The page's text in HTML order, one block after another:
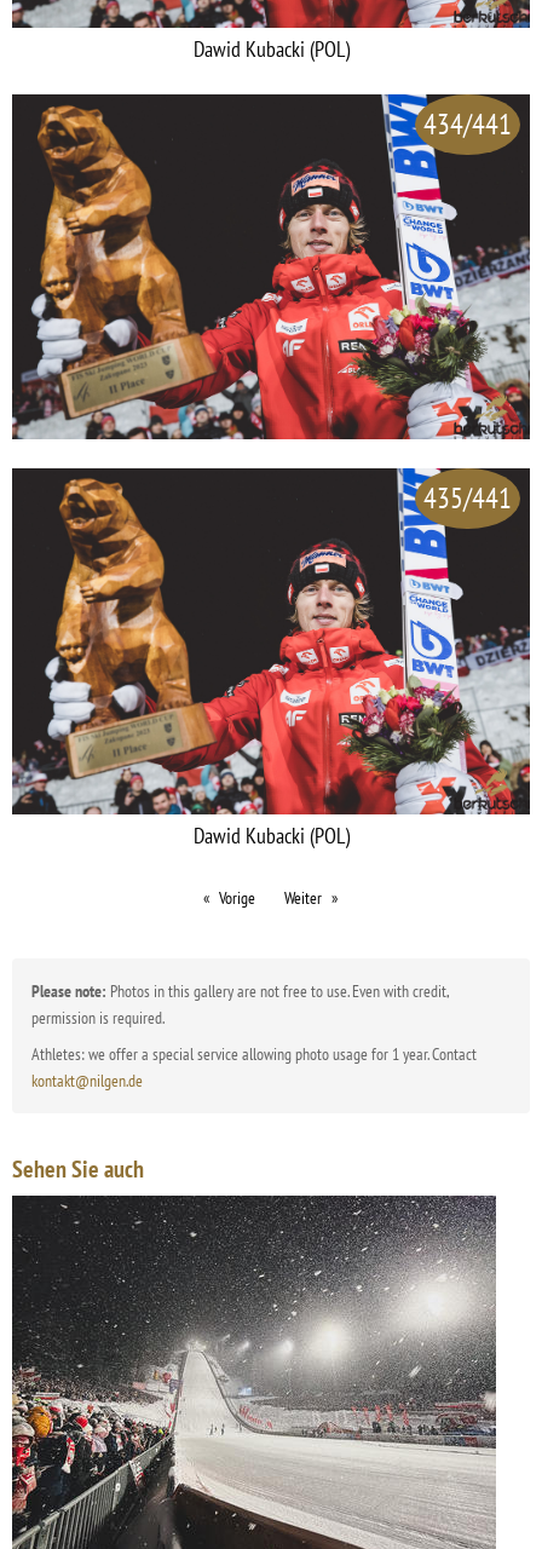
Dawid Kubacki (POL)
434/441
435/441
Dawid Kubacki (POL)
Vorige Weiter
Please note: Photos in this gallery are not free to use. Even with credit,
permission is required.
Athletes: we offer a special service allowing photo usage for 1 year. Contact
kontakt@nilgen.de
Sehen Sie auch